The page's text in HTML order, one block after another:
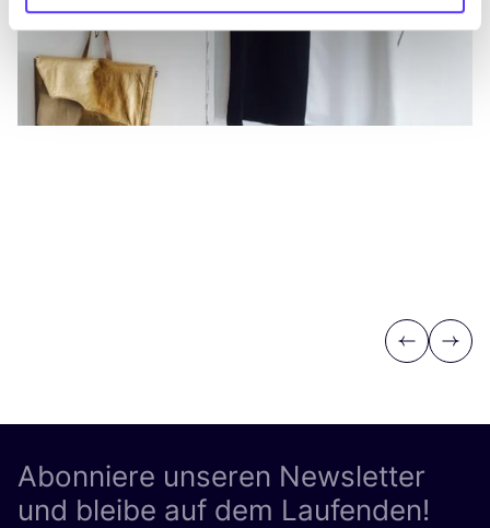
Previous
Next
Abonniere unseren Newsletter
und bleibe auf dem Laufenden!